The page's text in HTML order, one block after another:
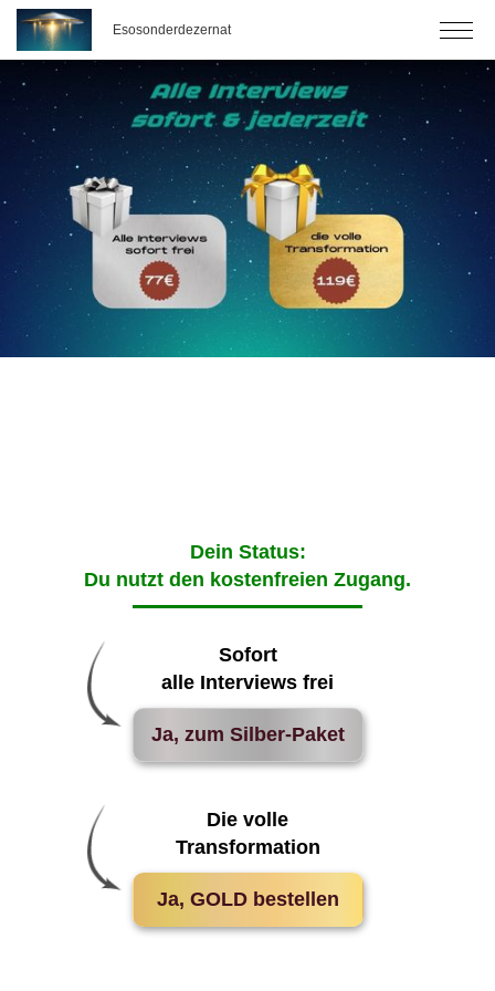
Esosonderdezernat
Dein Status:
Du nutzt den kostenfreien Zugang.
Sofort
alle Interviews frei
Ja, zum Silber-Paket
Die volle
Transformation
Ja, GOLD bestellen